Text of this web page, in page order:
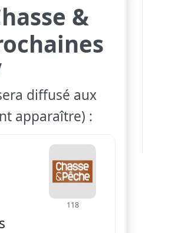
&
diffusé aux
apparaître) :
Chasse & Pêche
118